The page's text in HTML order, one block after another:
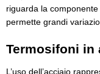
riguarda la
permette grandi
Termosifoni in
L’uso dell’acciaio